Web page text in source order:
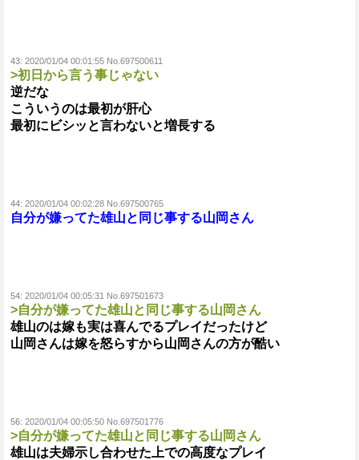
43: 2020/01/04 00:01:55 No.697500611
>初日から言う事じゃない
逆だな
こういうのは最初が肝心
最初にビシッと言わないと増長する
44: 2020/01/04 00:02:28 No.697500765
自分が嫌ってた雄山と同じ事する山岡さん
54: 2020/01/04 00:05:31 No.697501673
>自分が嫌ってた雄山と同じ事する山岡さん
雄山のは嫁も実は喜んでるプレイだったけど
山岡さんは嫁を怒らすから山岡さんの方が酷い
56: 2020/01/04 00:05:50 No.697501776
>自分が嫌ってた雄山と同じ事する山岡さん
雄山は夫婦示し合わせた上での高度なプレイ